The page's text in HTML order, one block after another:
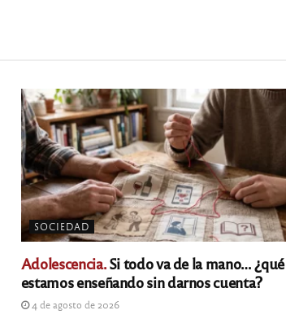
SOCIEDAD
Adolescencia.Si todo va de la mano… ¿qué
estamos enseñando sin darnos cuenta?
4 de agosto de 2026